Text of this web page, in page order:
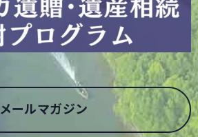
メールマガジン